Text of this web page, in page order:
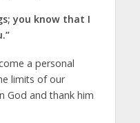
you know that I
a personal
limits of our
God and thank him